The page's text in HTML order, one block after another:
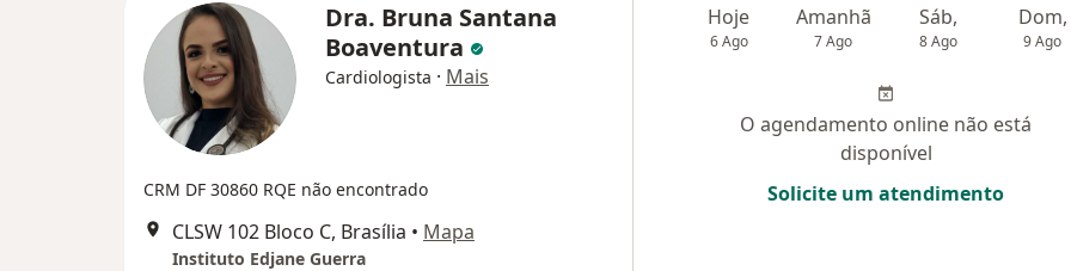
Dra. Bruna Santana
Boaventura
Cardiologista · Mais
CRM DF 30860 RQE não encontrado
CLSW 102 Bloco C, Brasília • Mapa
Instituto Edjane Guerra
Hoje
6 Ago
Amanhã
7 Ago
Sáb,
8 Ago
Dom,
9 Ago
O agendamento online não está
disponível
Solicite um atendimento